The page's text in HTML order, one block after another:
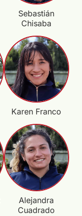
Sebastián
Chisaba
Karen Franco
Alejandra
Cuadrado